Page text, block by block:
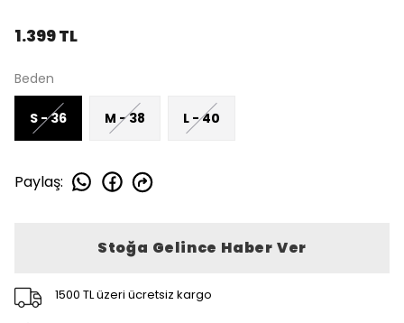
1.399 TL
Beden
S - 36 M - 38 L - 40
Paylaş:
Stoğa Gelince Haber Ver
1500 TL üzeri ücretsiz kargo